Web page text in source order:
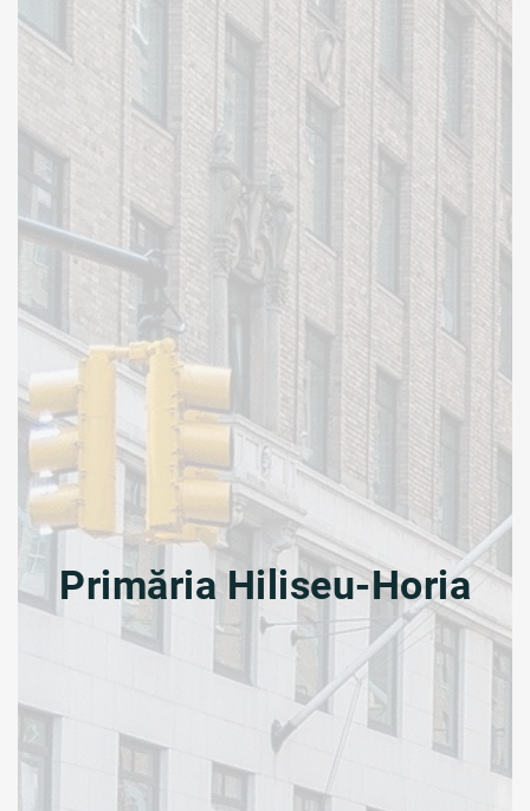
Primăria Hiliseu-Horia